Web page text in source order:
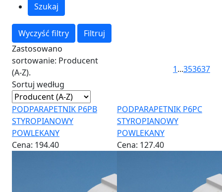
Szukaj
Wyczyść filtry
Filtruj
Zastosowano
sortowanie: Producent
(A-Z).
Sortuj według
1...353637
PODPARAPETNIK P6PB
STYROPIANOWY
POWLEKANY
Cena: 194.40
PODPARAPETNIK P6PC
STYROPIANOWY
POWLEKANY
Cena: 127.40